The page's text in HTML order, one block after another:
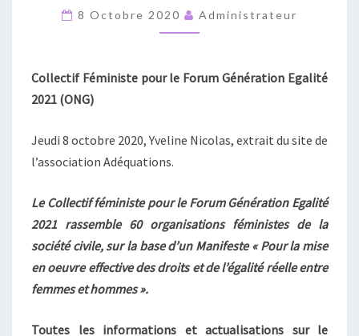
ET
DE
RÉELLE
ET
SEPTEMBRE
2021
8 Octobre 2020 Administrateur
Collectif Féministe pour le Forum Génération Egalité
2021 (ONG)
Jeudi 8 octobre 2020, Yveline Nicolas, extrait du site de
l’association Adéquations.
Le Collectif féministe pour le Forum Génération Egalité
2021 rassemble 60 organisations féministes de la
société civile, sur la base d’un Manifeste « Pour la mise
en oeuvre effective des droits et de l’égalité réelle entre
femmes et hommes ».
Toutes les informations et actualisations sur le